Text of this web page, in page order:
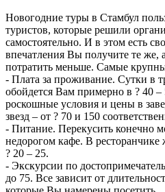
Новогодние туры в Стамбул
туристов, которые решили
самостоятельно. И в этом есть
впечатления Вы получите те же,
потратить меньше. Самые
- Плата за проживание. Сутки в
обойдется Вам примерно в ? 40 –
роскошные условия и цены в
звезд – от ? 70 и 150
- Питание. Перекусить конечно
недорогом кафе. В ресторанчике
? 20 – 25.
- Экскурсии по
до 75. Все зависит от